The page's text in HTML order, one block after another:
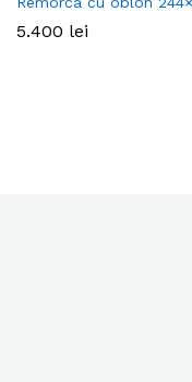
5.400 lei